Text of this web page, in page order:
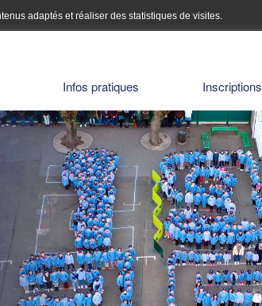
adaptés et réaliser des statistiques de visites.
Infos pratiques Inscriptions